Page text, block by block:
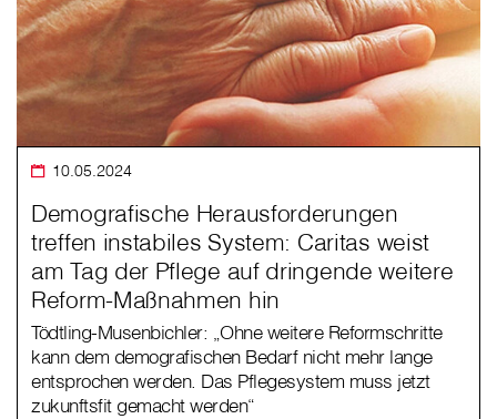
10.05.2024
Demografische Herausforderungen
treffen instabiles System: Caritas weist
am Tag der Pflege auf dringende weitere
Reform-Maßnahmen hin
Tödtling-Musenbichler: „Ohne weitere Reformschritte
kann dem demografischen Bedarf nicht mehr lange
entsprochen werden. Das Pflegesystem muss jetzt
zukunftsfit gemacht werden“